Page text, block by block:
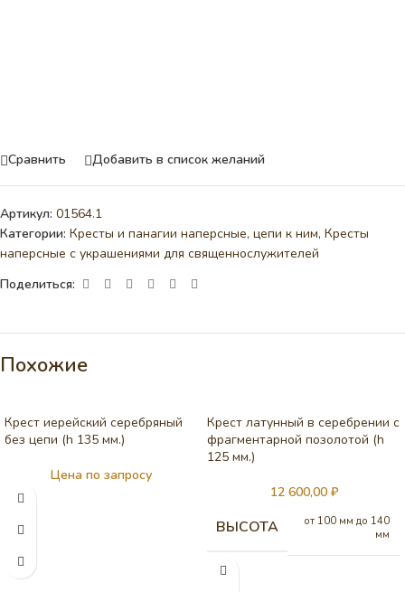
Сравнить Добавить в список желаний
Артикул: 01564.1
Категории: Кресты и панагии наперсные, цепи к ним, Кресты
наперсные с украшениями для священнослужителей
Поделиться:
Похожие
Крест иерейский серебряный
без цепи (h 135 мм.)
Цена по запросу
Крест латунный в серебрении с
фрагментарной позолотой (h
125 мм.)
12 600,00 ₽
ВЫСОТА
от 100 мм до 140
мм